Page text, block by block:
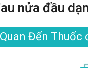
nửa đầu
Đến